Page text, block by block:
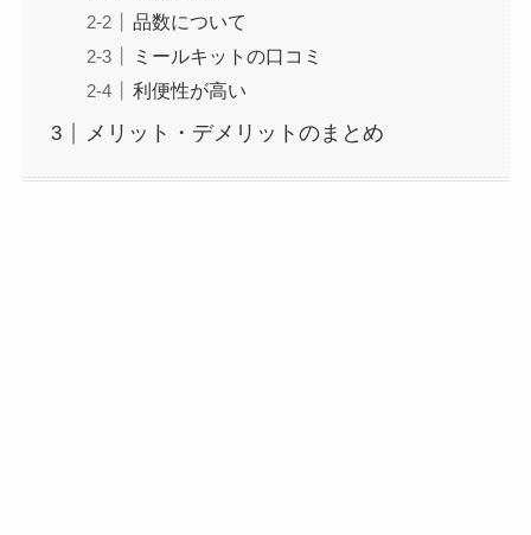
品数について
ミールキットの口コミ
利便性が高い
メリット・デメリットのまとめ